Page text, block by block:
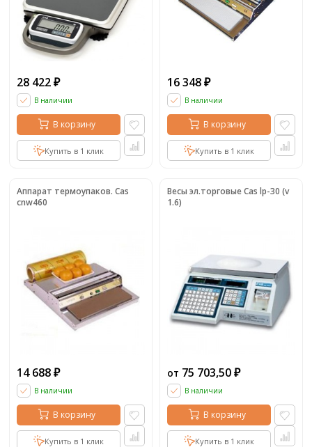
28 422 ₽
В наличии
В корзину
Купить в 1 клик
16 348 ₽
В наличии
В корзину
Купить в 1 клик
Аппарат термоупаков. Cas
cnw460
14 688 ₽
В наличии
В корзину
Купить в 1 клик
Весы эл.торговые Cas lp-30 (v
1.6)
от 75 703,50 ₽
В наличии
В корзину
Купить в 1 клик